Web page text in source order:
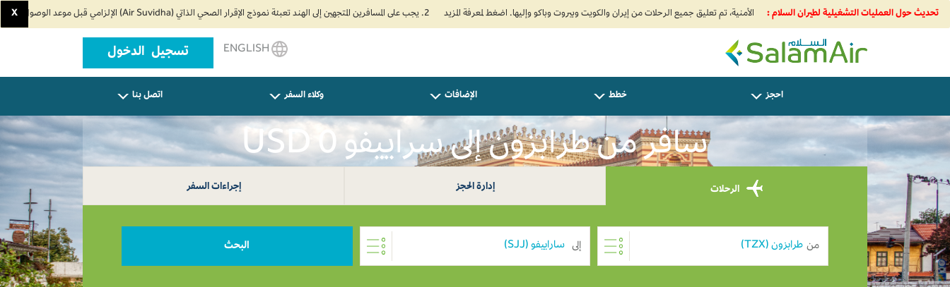
تحديث حول العمليات التشغيلية لطيران السلام : 2. يجب على المسافرين المتجهين إلى الهند تعبئة نموذج الإقرار الصحي الذاتي (Air Suvidha) الإلزامي قبل موعد الوصول بـ 24 ساعة على الأقل. اضغط هنا للدخول إلى بوابة Air Suvidha. X
SalamAir
تسجيل الدخول
احجز خطط الإضافات وكلاء السفر اتصل بنا
سافر من طرابزون إلى سراييفو USD 0
الرحلات إدارة الحجز إجراءات السفر
من إلى البحث